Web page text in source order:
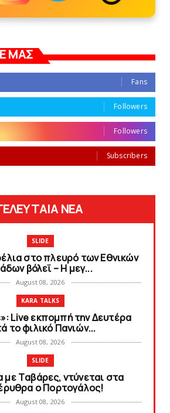
ΜΑΣ
Fans
Followers
Followers
Subscribers
ΝΕΑ
SLIDE
στο πλευρό των Εθνικών
βόλεϊ – H μεγ...
August 08, 2026
KARA TALKS
Live εκπομπή την Δευτέρα
το φιλικό Πανιών...
August 08, 2026
SLIDE
με Tαβάρες, ντύνεται στα
ο Πορτογάλος!
August 08, 2026